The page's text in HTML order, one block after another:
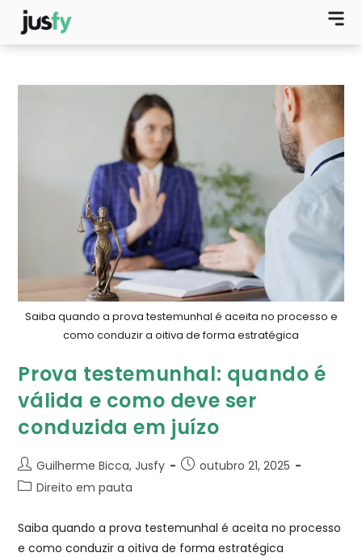
Saiba quando a prova testemunhal é aceita no processo e
como conduzir a oitiva de forma estratégica
Prova testemunhal​: quando é
válida e como deve ser
conduzida em juízo
Guilherme Bicca, Jusfy
outubro 21, 2025
Direito em pauta
Saiba quando a prova testemunhal é aceita no processo
e como conduzir a oitiva de forma estratégica